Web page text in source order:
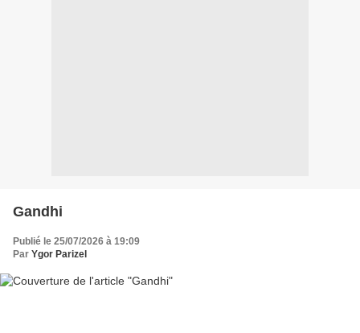
Gandhi
Publié le 25/07/2026 à 19:09
Par Ygor Parizel